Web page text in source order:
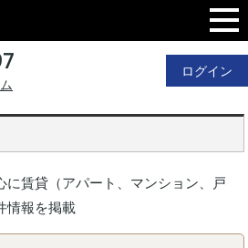
ログイン
に賃貸（アパート、マンション、戸
情報を掲載